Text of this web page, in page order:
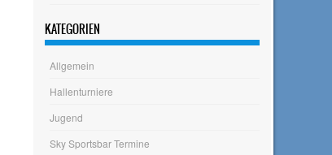
KATEGORIEN
Allgemein
Hallenturniere
Jugend
Sky Sportsbar Termine